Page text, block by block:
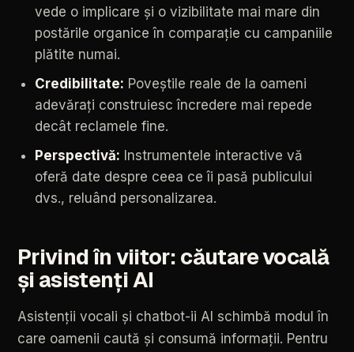
vede o implicare și o vizibilitate mai mare din
postările organice în comparație cu campaniile
plătite numai.
Credibilitate: Poveștile reale de la oameni
adevărați construiesc încredere mai repede
decât reclamele fine.
Perspectivă: Instrumentele interactive vă
oferă date despre ceea ce îi pasă publicului
dvs., reluând personalizarea.
Privindîn viitor: căutarevocală
și asistențiAI
Asistenții vocali și chatbot-ii AI schimbă modul în
care oamenii caută și consumă informații. Pentru